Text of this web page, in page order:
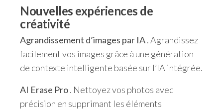
Nouvelles expériences de
créativité
Agrandissement d’images par IA. Agrandissez
facilement vos images grâce à une génération
de contexte intelligente basée sur l’IA intégrée.
AI Erase Pro. Nettoyez vos photos avec
précision en supprimant les éléments